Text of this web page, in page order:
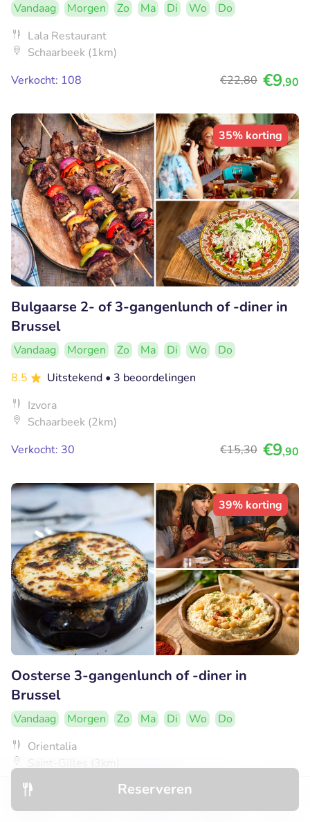
Reserveren
Vandaag Morgen Zo Ma Di Wo
Do
Lala Restaurant
Schaarbeek (1km)
Verkocht: 108
€22,80 €9,90
35% korting
Bulgaarse 2- of 3-gangenlunch of -diner in
Brussel
Vandaag Morgen Zo Ma Di Wo
Do
8.5
Uitstekend • 3 beoordelingen
Izvora
Schaarbeek (2km)
Verkocht: 30
€15,30 €9,90
39% korting
Oosterse 3-gangenlunch of -diner in
Brussel
Vandaag Morgen Zo Ma Di Wo
Do
Orientalia
Verkocht: 14